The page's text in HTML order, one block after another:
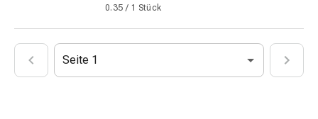
Mücken-
&
Zeckenschutz
Zeckenpinzette
0.35 / 1 Stück
Seite 1